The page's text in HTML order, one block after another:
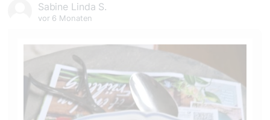
Sabine Linda S.
vor 6 Monaten